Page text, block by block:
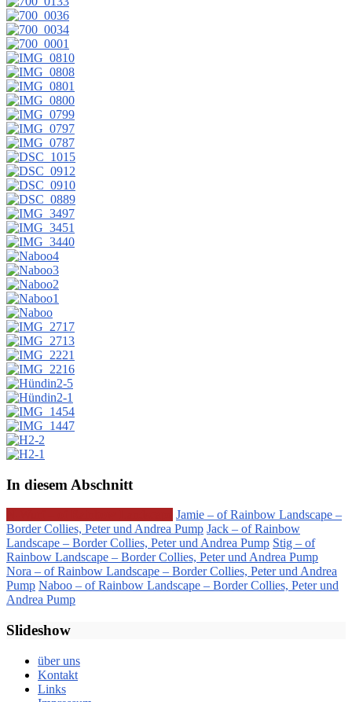
In diesem Abschnitt
Jamie – of Rainbow Landscape –
Border Collies, Peter und Andrea Pump Jack – of Rainbow
Landscape – Border Collies, Peter und Andrea Pump Stig – of
Rainbow Landscape – Border Collies, Peter und Andrea Pump
Nora – of Rainbow Landscape – Border Collies, Peter und Andrea
Pump Naboo – of Rainbow Landscape – Border Collies, Peter und
Andrea Pump
Slideshow
über uns
Kontakt
Links